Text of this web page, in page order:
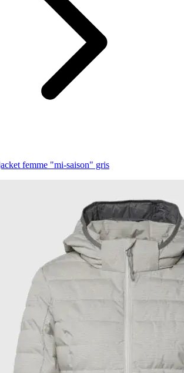
femme "mi-saison" gris